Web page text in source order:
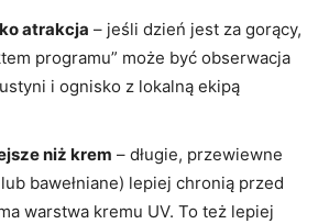
atrakcja – jeśli dzień jest za gorący,
programu” może być obserwacja
i ognisko z lokalną ekipą
niż krem – długie, przewiewne
bawełniane) lepiej chronią przed
warstwa kremu UV. To też lepiej